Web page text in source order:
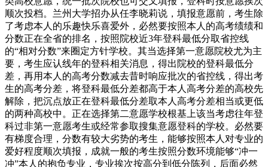
顺次投档。兰州大学招办从任李晓莉说，填报意愿前，考生除
了考虑本人的乐趣快乐喜爱外，必然要按照本人的高考绩绩和
分数正在全省的排名，按照院校近3年登科最低分取省控线
的“相对分数”来圈定方针学校。其当选择第一意愿院校尤为主
要，考生应认线年的登科相关消息，得出院校的登科最低分
差，再用本人的高考分数减去昔时响应批次的省控线，得出考
生的高考分差，将登科最低分差都高于本人高考分差的高校先
解除，把沉点放正在登科最低分差取本人高考分差相当或更低
的两种高校中。正在选择第二意愿学校根基上该当考虑往年登
科过非第一意愿考生或经常参取搜集意愿登科的学校。必然要
有梯度合理，分数有较大劣势的考生，能够按照本人对专业的
爱好程度顺次填报，成就一般的考生按照分数环境能够“冲一
冲”本人的抱负专业，专业挨次按高分到低分陈列，后面必然